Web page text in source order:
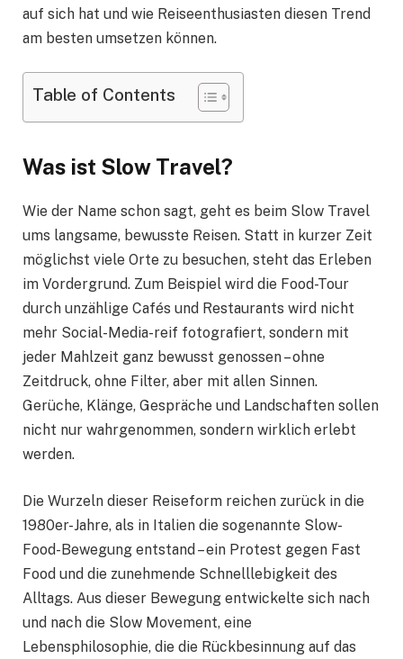
auf sich hat und wie Reiseenthusiasten diesen Trend
am besten umsetzen können.
Table of Contents
Was ist Slow Travel?
Wie der Name schon sagt, geht es beim Slow Travel
ums langsame, bewusste Reisen. Statt in kurzer Zeit
möglichst viele Orte zu besuchen, steht das Erleben
im Vordergrund. Zum Beispiel wird die Food-Tour
durch unzählige Cafés und Restaurants wird nicht
mehr Social-Media-reif fotografiert, sondern mit
jeder Mahlzeit ganz bewusst genossen – ohne
Zeitdruck, ohne Filter, aber mit allen Sinnen.
Gerüche, Klänge, Gespräche und Landschaften sollen
nicht nur wahrgenommen, sondern wirklich erlebt
werden.
Die Wurzeln dieser Reiseform reichen zurück in die
1980er-Jahre, als in Italien die sogenannte Slow-
Food-Bewegung entstand – ein Protest gegen Fast
Food und die zunehmende Schnelllebigkeit des
Alltags. Aus dieser Bewegung entwickelte sich nach
und nach die Slow Movement, eine
Lebensphilosophie, die die Rückbesinnung auf das